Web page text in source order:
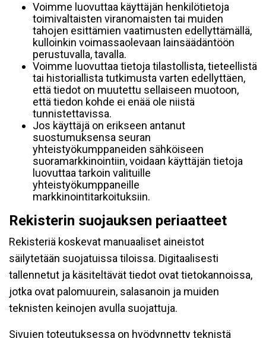
Voimme luovuttaa käyttäjän henkilötietoja
toimivaltaisten viranomaisten tai muiden
tahojen esittämien vaatimusten edellyttämällä,
kulloinkin voimassaolevaan lainsäädäntöön
perustuvalla, tavalla.
Voimme luovuttaa tietoja tilastollista, tieteellistä
tai historiallista tutkimusta varten edellyttäen,
että tiedot on muutettu sellaiseen muotoon,
että tiedon kohde ei enää ole niistä
tunnistettavissa.
Jos käyttäjä on erikseen antanut
suostumuksensa seuran
yhteistyökumppaneiden sähköiseen
suoramarkkinointiin, voidaan käyttäjän tietoja
luovuttaa tarkoin valituille
yhteistyökumppaneille
markkinointitarkoituksiin.
Rekisterin suojauksen periaatteet
Rekisteriä koskevat manuaaliset aineistot
säilytetään suojatuissa tiloissa. Digitaalisesti
tallennetut ja käsiteltävät tiedot ovat tietokannoissa,
jotka ovat palomuurein, salasanoin ja muiden
teknisten keinojen avulla suojattuja.
Sivujen toteutuksessa on hyödynnetty teknistä